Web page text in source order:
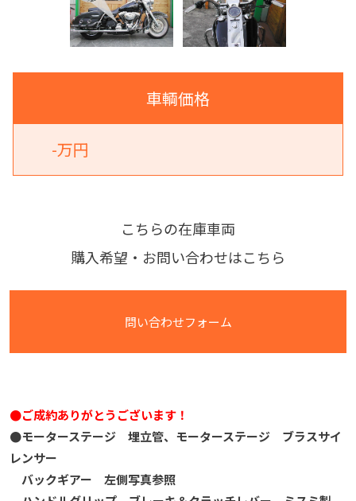
車輌価格
-万円
こちらの在庫車両
購入希望・お問い合わせはこちら
問い合わせフォーム
●ご成約ありがとうございます！
●モーターステージ 埋立管、モーターステージ ブラスサイ
レンサー
バックギアー 左側写真参照